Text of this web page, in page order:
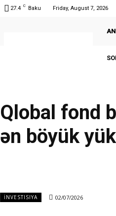
27.4 C Baku Friday, August 7, 2026
Qlobal fond
ən böyük
İNVESTISIYA 02/07/2026